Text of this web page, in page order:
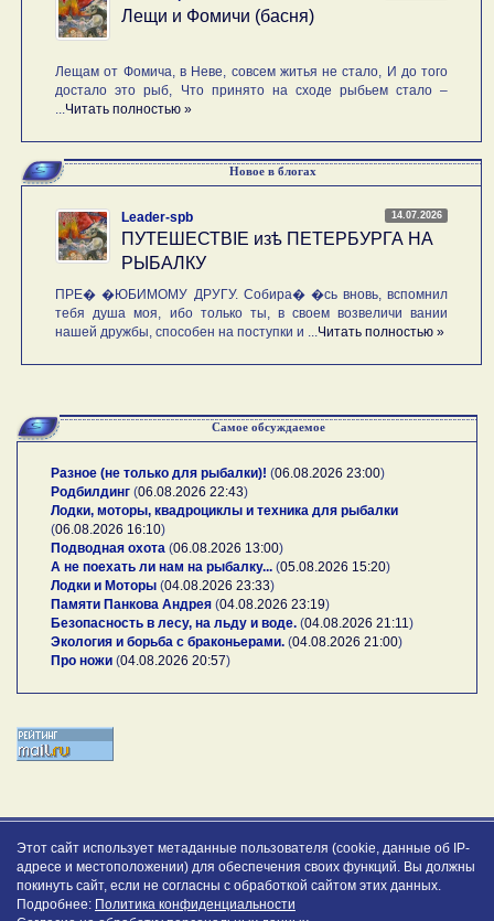
Лещи и Фомичи (басня)
Лещам от Фомича, в Неве, совсем житья не стало, И до того
достало это рыб, Что принято на сходе рыбьем стало –
Читать полностью »
Новое в блогах
14.07.2026
Leader-spb
ПУТЕШЕСТВIE изѣ ПЕТЕРБУРГА НА
РЫБАЛКУ
ПРЕ� �ЮБИМОМУ ДРУГУ. Собира� �сь вновь, вспомнил
тебя душа моя, ибо только ты, в своем возвеличи вании
нашей дружбы, способен на поступки и ... Читать полностью »
Самое обсуждаемое
Разное (не только для рыбалки)! (06.08.2026 23:00)
Родбилдинг (06.08.2026 22:43)
Лодки, моторы, квадроциклы и техника для рыбалки
(06.08.2026 16:10)
Подводная охота (06.08.2026 13:00)
А не поехать ли нам на рыбалку... (05.08.2026 15:20)
Лодки и Моторы (04.08.2026 23:33)
Памяти Панкова Андрея (04.08.2026 23:19)
Безопасность в лесу, на льду и воде. (04.08.2026 21:11 )
Экология и борьба с браконьерами. (04.08.2026 21:00)
Про ножи (04.08.2026 20:57)
Этот сайт использует метаданные пользователя (cookie, данные об IP-
адресе и местоположении) для обеспечения своих функций. Вы должны
покинуть сайт, если не согласны с обработкой сайтом этих данных.
Подробнее: Политика конфиденциальности